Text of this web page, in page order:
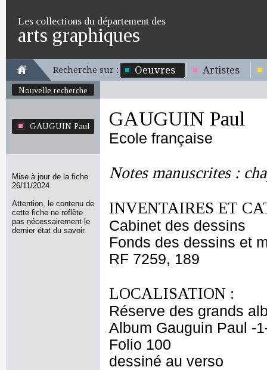
Les collections du département des
arts graphiques
Recherche sur : Oeuvres Artistes
Nouvelle recherche
GAUGUIN Paul
Mise à jour de la fiche
26/11/2024
Attention, le contenu de
cette fiche ne reflète
pas nécessairement le
dernier état du savoir.
GAUGUIN Paul
Ecole française
Notes manuscrites :
INVENTAIRES ET
Cabinet des dessins
Fonds des dessins et
RF 7259, 189
LOCALISATION :
Réserve des grands
Album Gauguin Paul -
Folio 100
dessiné au verso